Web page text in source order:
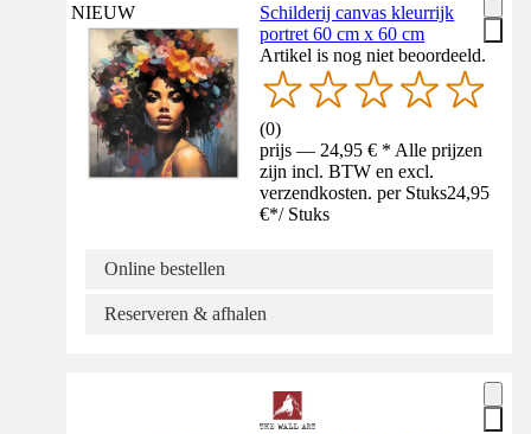
NIEUW
Schilderij canvas kleurrijk
portret 60 cm x 60 cm
Artikel is nog niet beoordeeld.
(0)
prijs — 24,95 € * Alle prijzen
zijn incl. BTW en excl.
verzendkosten. per Stuks24,95
€*/ Stuks
Online bestellen
Reserveren & afhalen